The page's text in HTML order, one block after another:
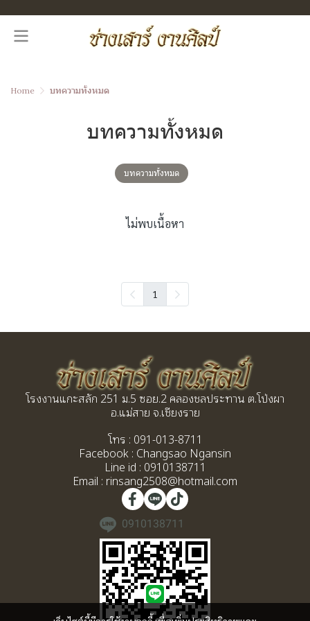
Home บทความทั้งหมด
บทความทั้งหมด
บทความทั้งหมด
ไม่พบเนื้อหา
1
โรงงานแกะสลัก 251 ม.5 ซอย.2 คลองชลประทาน ต.โป่งผา
อ.แม่สาย จ.เชียงราย
โทร : 091-013-8711
Facebook : Changsao Ngansin
Line id : 0910138711
Email : rinsang2508@hotmail.com
0910138711